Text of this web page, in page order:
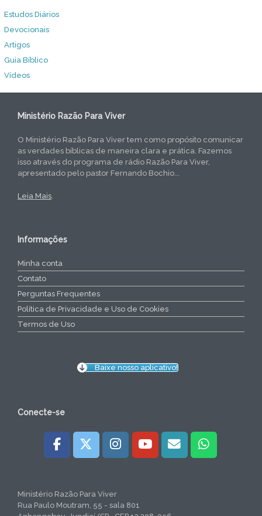
Estudos Diários
Devocionais
Artigos
Guia Bíblico
Vídeos
Ministério Razão Para Viver
O Ministério Razão Para Viver tem como propósito comunicar
as verdades bíblicas de maneira clara e prática. Fazemos
isso através do programa de rádio Razão Para Viver,
apresentado pelo pastor Fernando Bochio...
Leia Mais
Informações
Minha conta
Contato
Perguntas Frequentes
Política de Privacidade e Uso de Cookies
Termos de Uso
Baixe nosso aplicativo!
Conecte-se
Ministério Razão Para Viver
Rua Paulo Moutram, 55 - sala 801